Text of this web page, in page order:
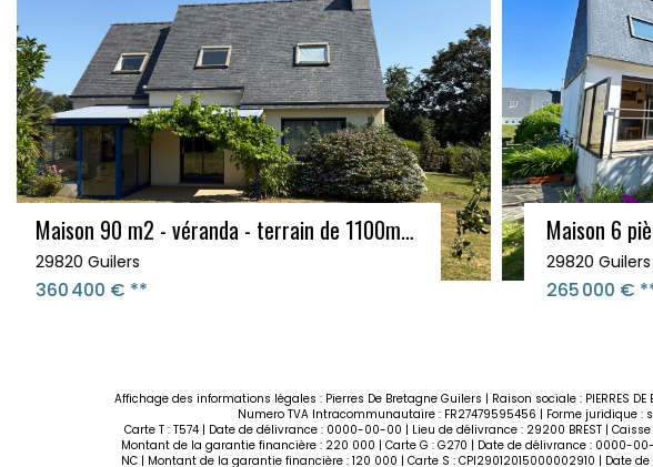
Maison 6 pièces - GUILERS - Terrain 590 m2
29820 Guilers
265 000 €
Maison
29480 LE
328 600
Affichage des informations légales : Pierres De Bretagne Guilers | Raison sociale : PIERRES
Numero TVA Intracommunautaire : FR27479595456 | Forme juridique
Carte T : T574 | Date de délivrance : 0000-00-00 | Lieu de délivrance : 29200 BREST |
Montant de la garantie financière : 220 000 | Carte G : G270 | Date de délivrance : 0000-
NC | Montant de la garantie financière : 120 000 | Carte S : CPI29012015000002910 | Date